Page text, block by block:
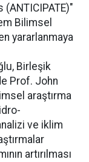
Bilimsel
yararlanmaya
Birleşik
Prof. John
araştırma
ve iklim
artırılması